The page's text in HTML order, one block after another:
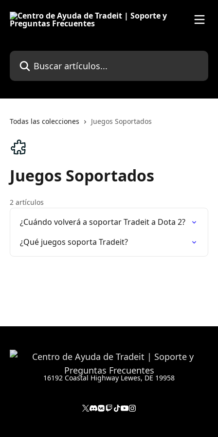
Buscar artículos...
Todas las colecciones Juegos Soportados
Juegos Soportados
2 artículos
¿Cuándo volverá a soportar Tradeit a Dota 2?
¿Qué juegos soporta Tradeit?
16192 Coastal Highway Lewes, DE 19958